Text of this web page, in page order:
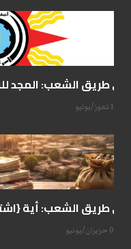
على طريق الشعب: المجد
14 تموز/يوليو
على طريق الشعب: أية
07 حزيران/يونيو